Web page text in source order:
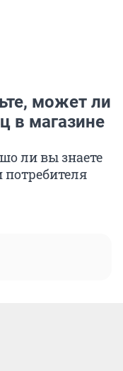
может ли
в магазине
ли вы знаете
потребителя